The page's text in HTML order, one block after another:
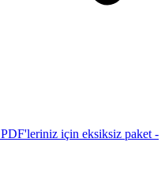
PDF'leriniz için eksiksiz paket -